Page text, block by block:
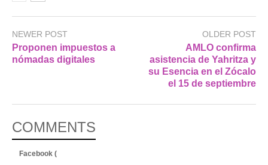
NEWER POST
Proponen impuestos a
nómadas digitales
OLDER POST
AMLO confirma
asistencia de Yahritza y
su Esencia en el Zócalo
el 15 de septiembre
COMMENTS
Facebook (